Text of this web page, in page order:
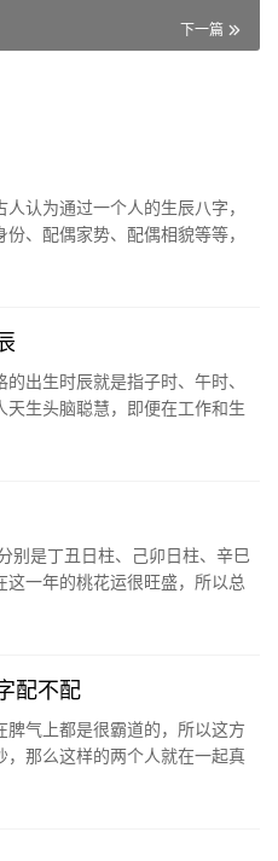
下一篇
认为通过一个人的生辰八字，
、配偶家势、配偶相貌等等，
出生时辰就是指子时、午时、
生头脑聪慧，即便在工作和生
别是丁丑日柱、己卯日柱、辛巳
一年的桃花运很旺盛，所以总
配不配
气上都是很霸道的，所以这方
那么这样的两个人就在一起真